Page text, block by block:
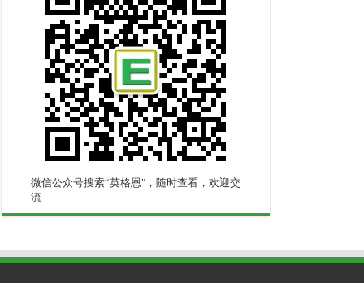
微信公众号搜索“英格恩"，随时查看，欢迎交
流